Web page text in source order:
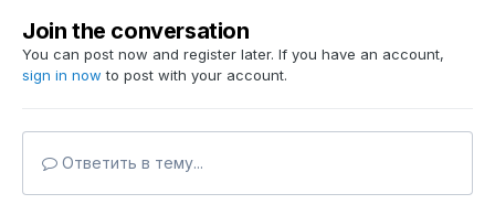
Join the conversation
You can post now and register later. If you have an account,
sign in now to post with your account.
Ответить в тему...